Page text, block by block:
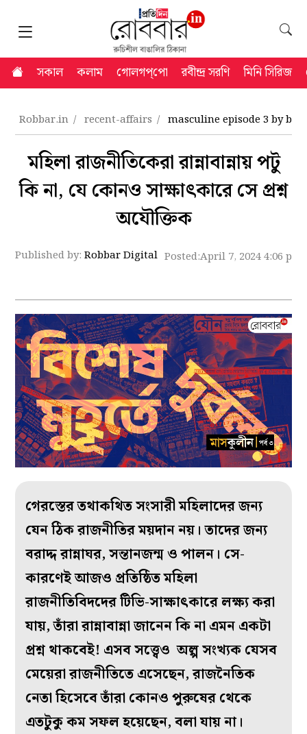
সকাল কলাম গোলগপ্‌পো রবীন্দ্র সরণি মিনি সিরিজ
Robbar.in recent-affairs masculine episode 3 by
মহিলা রাজনীতিকেরা রান্নাবান্নায় পটু
কি না, যে কোনও সাক্ষাৎকারে সে প্রশ্ন
অযৌক্তিক
Published by:Robbar Digital Posted:April 7, 2024 4:06 pm
গেরস্তের তথাকথিত সংসারী মহিলাদের জন্য
যেন ঠিক রাজনীতির ময়দান নয়। তাদের জন্য
বরাদ্দ রান্নাঘর, সন্তানজন্ম ও পালন। সে-
কারণেই আজও প্রতিষ্ঠিত মহিলা
রাজনীতিবিদদের টিভি-সাক্ষাৎকারে লক্ষ্য করা
যায়, তাঁরা রান্নাবান্না জানেন কি না এমন একটা
প্রশ্ন থাকবেই! এসব সত্ত্বেও অল্প সংখ্যক যেসব
মেয়েরা রাজনীতিতে এসেছেন, রাজনৈতিক
নেতা হিসেবে তাঁরা কোনও পুরুষের থেকে
এতটুকু কম সফল হয়েছেন, বলা যায় না।